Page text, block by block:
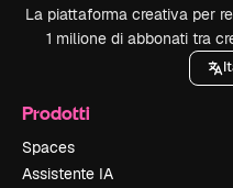
La piattaforma creativa per
1 milione di abbonati tra
Prodotti
Spaces
Assistente IA